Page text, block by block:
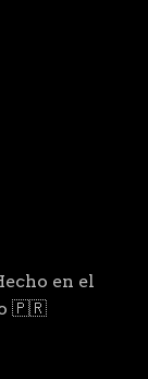
en el
🇵🇷